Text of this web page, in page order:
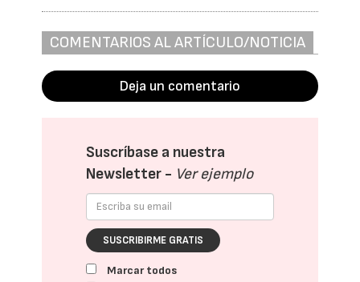
COMENTARIOS AL ARTÍCULO/NOTICIA
Deja un comentario
Suscríbase a nuestra
Newsletter - Ver ejemplo
SUSCRIBIRME GRATIS
Marcar todos